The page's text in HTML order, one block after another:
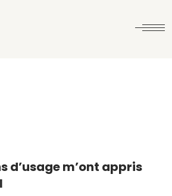
d’usage m’ont appris